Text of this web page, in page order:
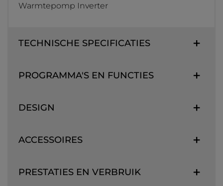
Warmtepomp Inverter
TECHNISCHE SPECIFICATIES
PROGRAMMA'S EN FUNCTIES
DESIGN
ACCESSOIRES
PRESTATIES EN VERBRUIK